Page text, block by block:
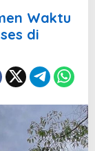
Waktu
di